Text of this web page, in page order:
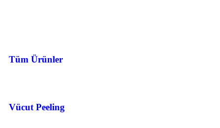
Tüm Ürünler
Vücut Peeling